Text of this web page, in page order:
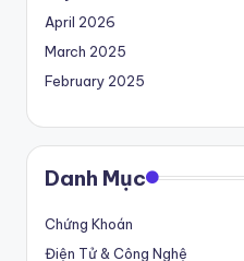
t
c
ả
tr
o
g
April 2026
March 2025
February 2025
Danh Mục
Chứng Khoán
Điện Tử & Công Nghệ